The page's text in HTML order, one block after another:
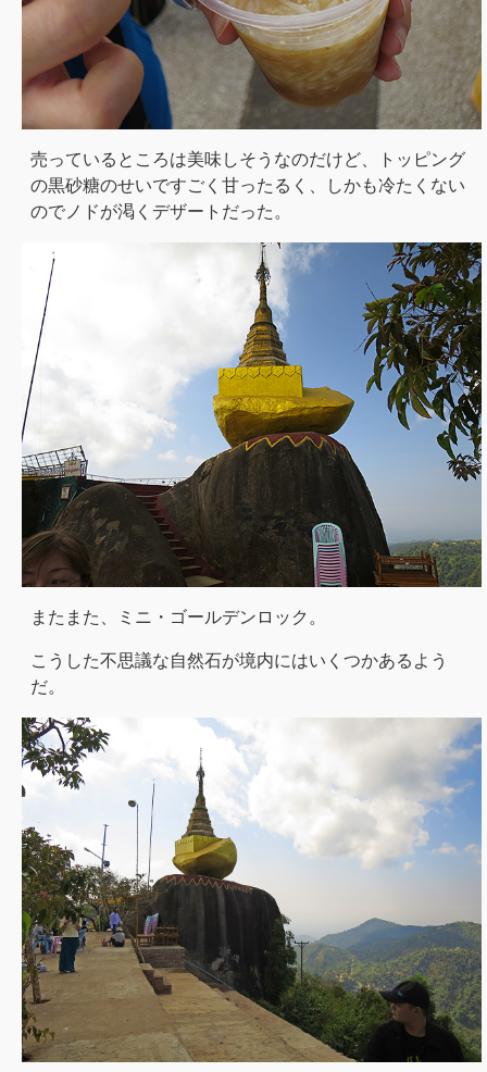
売っているところは美味しそうなのだけど、トッピング
の黒砂糖のせいですごく甘ったるく、しかも冷たくない
のでノドが渇くデザートだった。
またまた、ミニ・ゴールデンロック。
こうした不思議な自然石が境内にはいくつかあるよう
だ。